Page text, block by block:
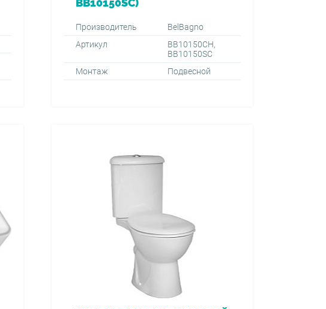
BB10150SC)
Производитель
BelBagno
Артикул
BB10150CH,
BB10150SC
Монтаж
Подвесной